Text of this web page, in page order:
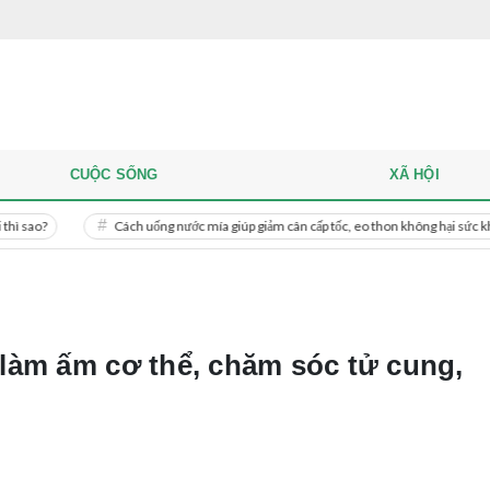
Cách uống nước mía giúp giảm cân cấp tốc, eo thon không hại sức khỏe
CUỘC SỐNG XÃ HỘI
ấm cơ thể, chăm sóc tử cung,